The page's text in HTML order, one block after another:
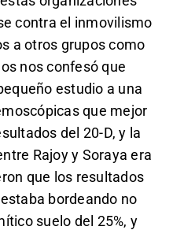
contra el inmovilismo
a otros grupos como
nos confesó que
estudio a una
que mejor
del 20-D, y la
Rajoy y Soraya era
que los resultados
bordeando no
suelo del 25%, y